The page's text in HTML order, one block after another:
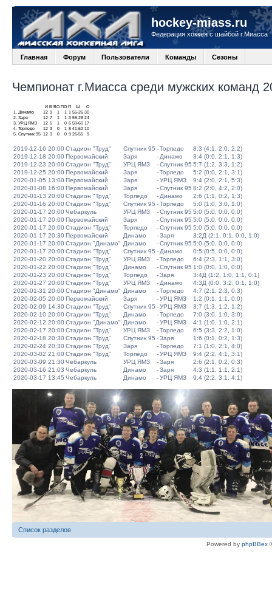
hockey-miass.ru
Федерация хоккея с шайбой г.Миасса
Главная Форум Пользователи Команды Сезоны
Чемпионат г.Миасса среди мужских команд
И В ВО ПО П
О
1.
Динамо 12 9 1 1 1 55-26 30
2. Заря 12 7 1 1 3 59-28 24
3. УРЦ ЯМЗ 12 5 1 0 6 50-60 17
4. Торпедо 12 3 0 1 8 41-62 10
5. Спутник 95 12 3 0 0 9 26-55 9
2019-12-16 20:00Стадион "Труд" Спутник 95 -Торпедо
8:3 (4:1, 2:0, 2:2)
2019-12-18 20:00Первомайский Заря - Динамо
3:4 (0:0, 2:1, 1:3)
2019-12-23 20:00Стадион "Труд" УРЦ ЯМЗ -Спутник 95 5:7 (1:2, 3:3, 1:2)
2019-12-25 20:00Первомайский Заря -Торпедо
5:2 (0:0, 2:1, 3:1)
2020-01-05 13:00Первомайский Заря -УРЦ ЯМЗ
9:4 (2:0, 2:1, 5:3)
2020-01-08 16:00Первомайский Заря -Спутник 95 8:2 (2:0, 4:2, 2:0)
2020-01-13 20:00Стадион "Труд" Торпедо - Динамо
2:6 (1:1, 0:2, 1:3)
2020-01-16 20:00Стадион "Труд" Спутник 95 -Торпедо
5:0 (1:0, 3:0, 1:0)
2020-01-17 20:00Чебаркуль УРЦ ЯМЗ -Спутник 95 5:0 (5:0, 0:0, 0:0)
2020-01-17 20:00Первомайский Заря -Спутник 95 5:0 (5:0, 0:0, 0:0)
2020-01-17 20:00Стадион "Труд" Торпедо -Спутник 95 5:0 (5:0, 0:0, 0:0)
2020-01-17 20:30Первомайский Динамо -Заря
3:2Д (2:1, 0:1, 0:0, 1:0)
2020-01-17 20:00Стадион "Динамо" Динамо -Спутник 95 5:0 (5:0, 0:0, 0:0)
2020-01-17 20:00Стадион "Труд" Спутник 95 - Динамо
0:5 (0:5, 0:0, 0:0)
2020-01-20 20:00Стадион "Труд" УРЦ ЯМЗ -Торпедо
6:4 (2:3, 1:1, 3:0)
2020-01-22 20:00Стадион "Труд" Динамо -Спутник 95 1:0 (0:0, 1:0, 0:0)
2020-01-23 20:00Стадион "Труд" Торпедо -Заря
3:4Д (1:2, 1:0, 1:1, 0:1)
2020-01-27 20:00Стадион "Труд" УРЦ ЯМЗ - Динамо
4:3Д (0:0, 3:2, 0:1, 1:0)
2020-01-31 20:00Стадион "Динамо" Динамо -Торпедо
4:7 (2:1, 2:3, 0:3)
2020-02-05 20:00Первомайский Заря -УРЦ ЯМЗ
1:2 (0:1, 1:1, 0:0)
2020-02-09 14:30Стадион "Труд" Спутник 95 -УРЦ ЯМЗ
3:7 (1:3, 1:2, 1:2)
2020-02-10 20:00Стадион "Труд" Динамо -Торпедо
7:0 (3:0, 1:0, 3:0)
2020-02-12 20:00Стадион "Динамо" Динамо -УРЦ ЯМЗ
4:1 (1:0, 1:0, 2:1)
2020-02-17 20:00Стадион "Труд" УРЦ ЯМЗ -Торпедо
6:5 (3:3, 2:2, 1:0)
2020-02-18 20:30Стадион "Труд" Спутник 95 -Заря
1:6 (0:1, 0:2, 1:3)
2020-02-24 20:30Стадион "Труд" Заря -Торпедо
7:1 (1:0, 2:1, 4:0)
2020-03-02 21:00Стадион "Труд" Торпедо -УРЦ ЯМЗ
9:4 (2:2, 4:1, 3:1)
2020-03-09 21:30Чебаркуль УРЦ ЯМЗ -Заря
2:6 (2:1, 0:2, 0:3)
2020-03-16 21:03 Чебаркуль Динамо -Заря
4:3 (1:1, 1:1, 2:1)
2020-03-17 13:45 Чебаркуль Динамо -УРЦ ЯМЗ 9:4 (2:2, 3:1, 4:1)
Список разделов
Powered by phpBBex